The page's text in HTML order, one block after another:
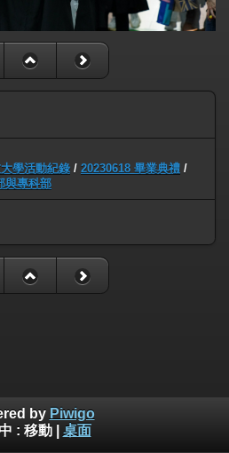
學活動紀錄 / 20230618 畢業典禮 /
與專科部
by Piwigo
: 移動| 桌面